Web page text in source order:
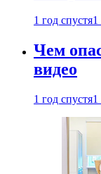
1 год спустя1
Чем
видео
1 год спустя1